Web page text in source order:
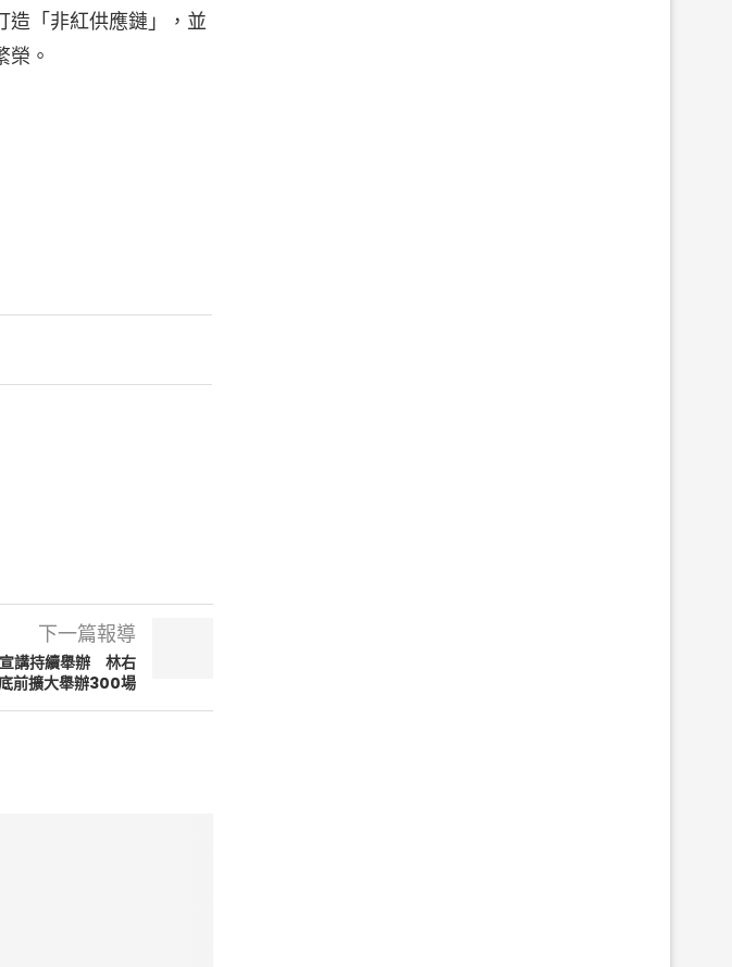
造「非紅供應鏈」，並
。
下一篇報導
講持續舉辦 林右
前擴大舉辦300場